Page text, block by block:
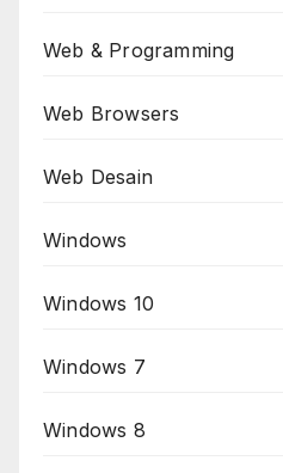
Web & Programming
Web Browsers
Web Desain
Windows
Windows 10
Windows 7
Windows 8